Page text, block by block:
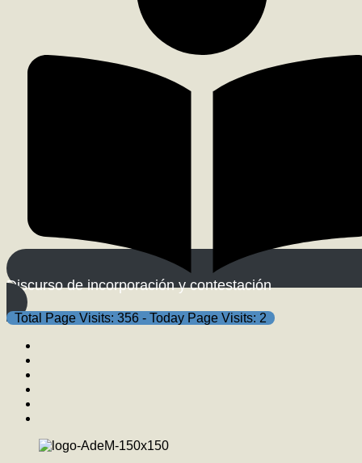
Discurso de incorporación y contestación
Total Page Visits: 356 - Today Page Visits: 2